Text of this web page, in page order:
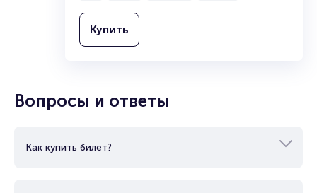
Купить
Вопросы и ответы
Как купить билет?